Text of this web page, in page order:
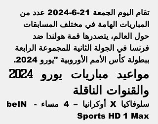
تقام اليوم الجمعة 21-6-2024 عدد من
المباريات الهامة في مختلف المسابقات
حول العالم، يتصدرها قمة هولندا ضد
فرنسا في الجولة الثانية للمجموعة الرابعة
ببطولة كأس الأمم الأوروبية "يورو 2024.
والقنوات الناقلة
سلوفاكيا X أوكرانيا – 4 مساء - beIN
Sports HD 1 Max